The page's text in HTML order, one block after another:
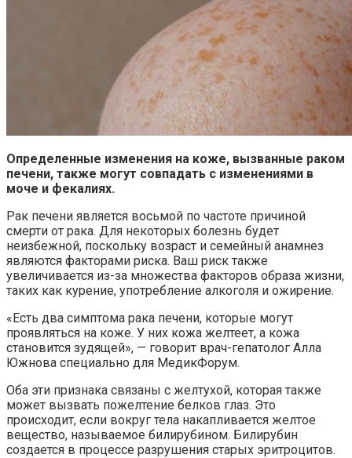
Определенные изменения на коже, вызванные раком
печени, также могут совпадать с изменениями в
моче и фекалиях.
Рак печени является восьмой по частоте причиной
смерти от рака. Для некоторых болезнь будет
неизбежной, поскольку возраст и семейный анамнез
являются факторами риска. Ваш риск также
увеличивается из-за множества факторов образа жизни,
таких как курение, употребление алкоголя и ожирение.
«Есть два симптома рака печени, которые могут
проявляться на коже. У них кожа желтеет, а кожа
становится зудящей», — говорит врач-гепатолог Алла
Южнова специально для МедикФорум.
Оба эти признака связаны с желтухой, которая также
может вызвать пожелтение белков глаз. Это
происходит, если вокруг тела накапливается желтое
вещество, называемое билирубином. Билирубин
создается в процессе разрушения старых эритроцитов.